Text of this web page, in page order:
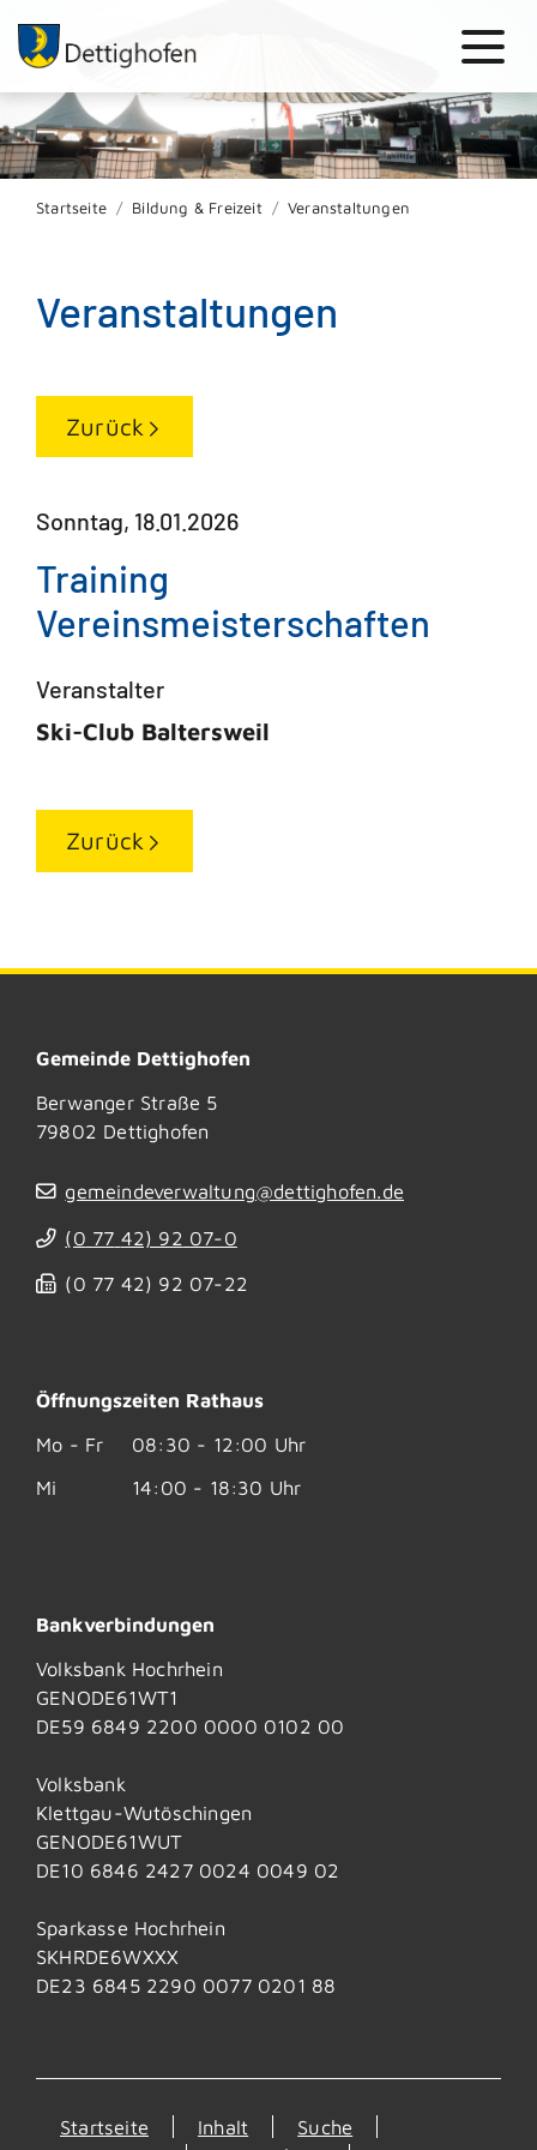
Startseite Bildung & Freizeit Veranstaltungen
Veranstaltungen
Zurück
Sonntag, 18.01.2026
Training
Vereinsmeisterschaften
Veranstalter
Ski-Club Baltersweil
Zurück
Gemeinde Dettighofen
Berwanger Straße 5
79802 Dettighofen
gemeindeverwaltung@dettighofen.de
(0 77 42) 92 07-0
(0 77 42) 92 07-22
Öffnungszeiten Rathaus
Mo - Fr
08:30 - 12:00 Uhr
Mi
14:00 - 18:30 Uhr
Bankverbindungen
Volksbank Hochrhein
GENODE61WT1
DE59 6849 2200 0000 0102 00
Volksbank
Klettgau-Wutöschingen
GENODE61WUT
DE10 6846 2427 0024 0049 02
Sparkasse Hochrhein
SKHRDE6WXXX
DE23 6845 2290 0077 0201 88
Startseite Inhalt
Suche